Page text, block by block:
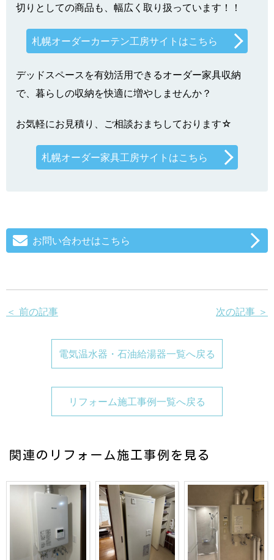
切りとしての商品も、幅広く取り扱っています！！
札幌オーダーカーテン工房サイトはこちら
デッドスペースを有効活用できるオーダー家具収納
で、暮らしの収納を快適に増やしませんか？
お気軽にお見積り、ご相談おまちしております☆
札幌オーダー家具工房サイトはこちら
お問い合わせはこちら
＜ 前の記事 次の記事 ＞
電気温水器・石油給湯器一覧へ戻る
リフォーム施工事例一覧へ戻る
関連のリフォーム施工事例を見る